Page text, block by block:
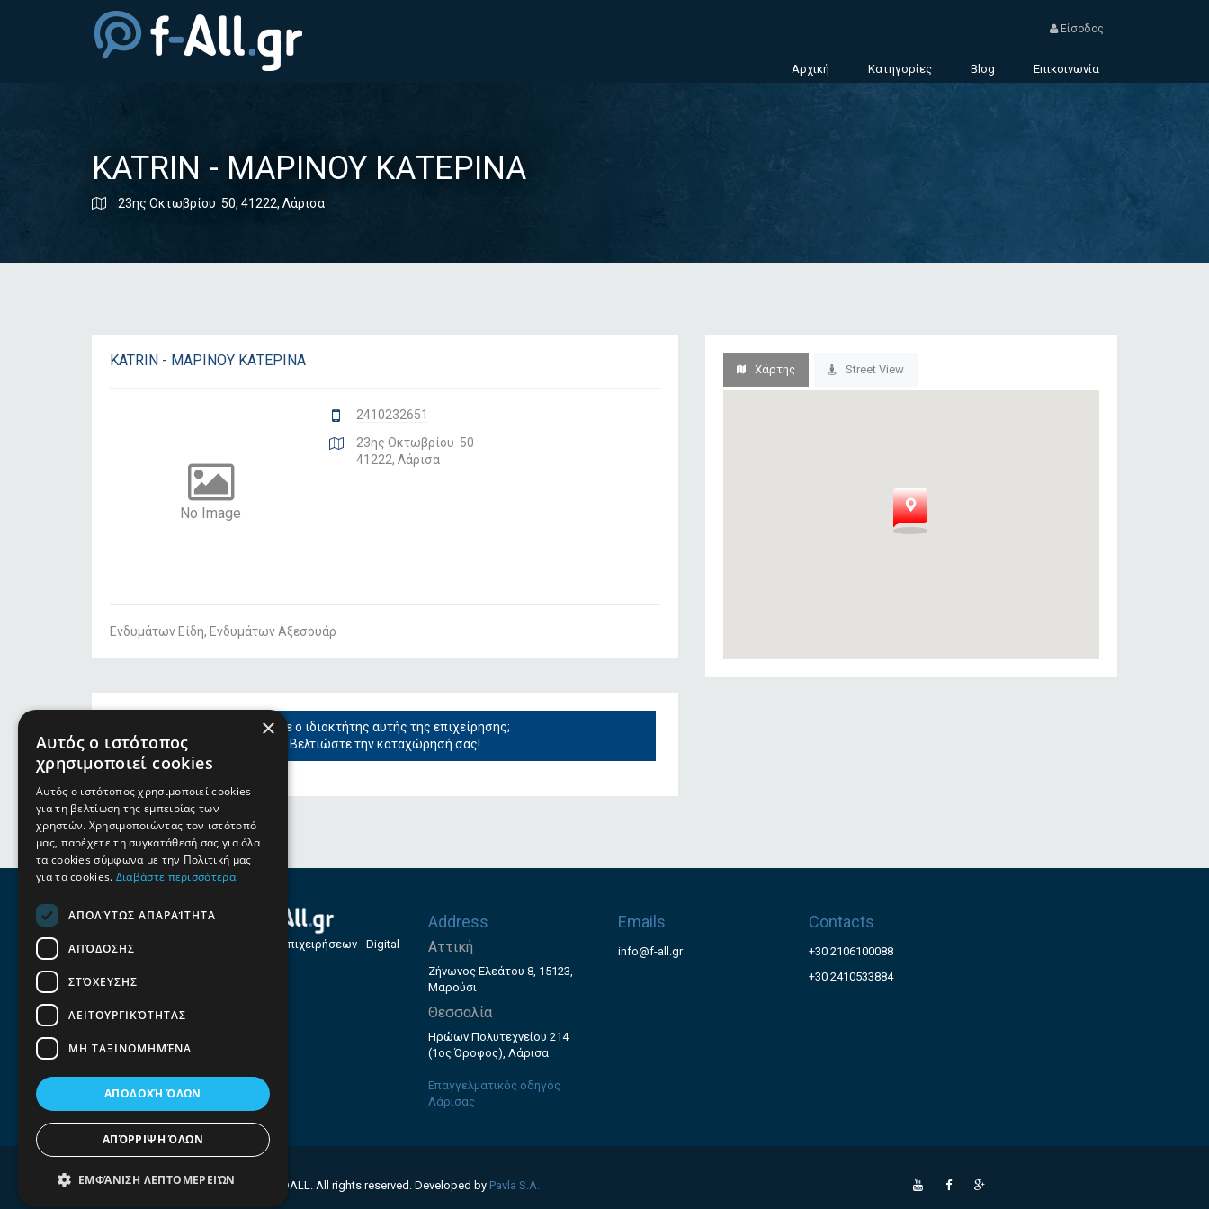
Είσοδος
Αρχική Κατηγορίες Blog Επικοινωνία
KATRIN - ΜΑΡΙΝΟΥ ΚΑΤΕΡΙΝΑ
23ης Οκτωβρίου 50, 41222, Λάρισα
KATRIN - ΜΑΡΙΝΟΥ ΚΑΤΕΡΙΝΑ
No Image
2410232651
23ης Οκτωβρίου 50
41222, Λάρισα
Ενδυμάτων Είδη, Ενδυμάτων Αξεσουάρ
Είστε ο ιδιοκτήτης αυτής της επιχείρησης;
Βελτιώστε την καταχώρησή σας!
Χάρτης Street View
Οδηγός Επιχειρήσεων - Digital
Address
Αττική
Ζήνωνος Ελεάτου 8, 15123,
Μαρούσι
Θεσσαλία
Ηρώων Πολυτεχνείου 214
(1ος Όροφος), Λάρισα
Επαγγελματικός οδηγός
Λάρισας
Emails
info@f-all.gr
Contacts
+30 2106100088
+30 2410533884
© 2026 FINDALL. All rights reserved. Developed by Pavla S.A.
×
Αυτός ο ιστότοπος
χρησιμοποιεί cookies
Αυτός ο ιστότοπος χρησιμοποιεί cookies
για τη βελτίωση της εμπειρίας των
χρηστών. Χρησιμοποιώντας τον ιστότοπό
μας, παρέχετε τη συγκατάθεσή σας για όλα
τα cookies σύμφωνα με την Πολιτική μας
για τα cookies. Διαβάστε περισσότερα
ΑΠΟΛΎΤΩΣ ΑΠΑΡΑΊΤΗΤΑ
ΑΠΌΔΟΣΗΣ
ΣΤΌΧΕΥΣΗΣ
ΛΕΙΤΟΥΡΓΙΚΌΤΗΤΑΣ
ΜΗ ΤΑΞΙΝΟΜΗΜΈΝΑ
ΑΠΟΔΟΧΉ ΌΛΩΝ
ΑΠΌΡΡΙΨΗ ΌΛΩΝ
ΕΜΦΆΝΙΣΗ ΛΕΠΤΟΜΕΡΕΙΏΝ